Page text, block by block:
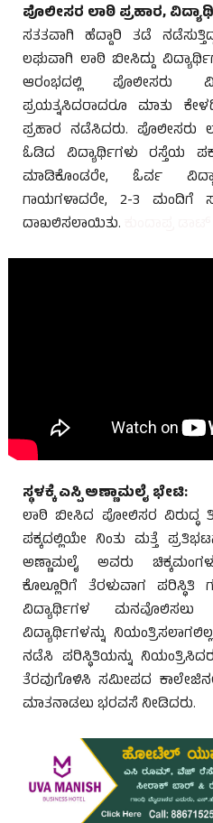
ಪೊಲೀಸರ ಲಾಠಿ ಪ್ರಹಾರ,
ಸತತವಾಗಿ ಹೆದ್ದಾರಿ ತಡೆ
ಲಘುವಾಗಿ ಲಾಠಿ ಬೀಸಿದ್ದು
ಆರಂಭದಲ್ಲಿ ಪೊಲೀಸರು
ಪ್ರಯತ್ನಸಿದರಾದರೂ ಮಾತು
ಪ್ರಹಾರ ನಡೆಸಿದರು. ಪೊಲೀಸರು
ಓಡಿದ ವಿದ್ಯಾರ್ಥಿಗಳು ರಸ್ತೆಯ
ಮಾಡಿಕೊಂಡರೇ, ಓರ್ವ
ಗಾಯಗಳಾದರೇ, 2-3 ಮಂದಿಗೆ
ದಾಖಲಿಸಲಾಯಿತು.
ಸ್ಥಳಕ್ಕೆ ಎಸ್ಪಿ ಅಣ್ಣಾಮಲೈ ಭೇಟಿ:
ಲಾಠಿ ಬೀಸಿದ ಪೋಲಿಸರ ವಿರುದ್ಧ
ಪಕ್ಕದಲ್ಲಿಯೇ ನಿಂತು ಮತ್ತೆ
ಅಣ್ಣಾಮಲೈ ಅವರು
ಕೊಲ್ಲೂರಿಗೆ ತೆರಳುವಾಗ ಪರಿಸ್ಥಿತಿ
ವಿದ್ಯಾರ್ಥಿಗಳ ಮನವೊಲಿಸಲು
ವಿದ್ಯಾರ್ಥಿಗಳನ್ನು
ನಡೆಸಿ ಪರಿಸ್ಥಿತಿಯನ್ನು
ತೆರವುಗೊಳಿಸಿ ಸಮೀಪದ
ಮಾತನಾಡಲು ಭರವಸೆ ನೀಡಿದರು.